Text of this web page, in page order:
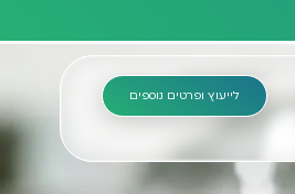
לייעוץ ופרטים נוספים